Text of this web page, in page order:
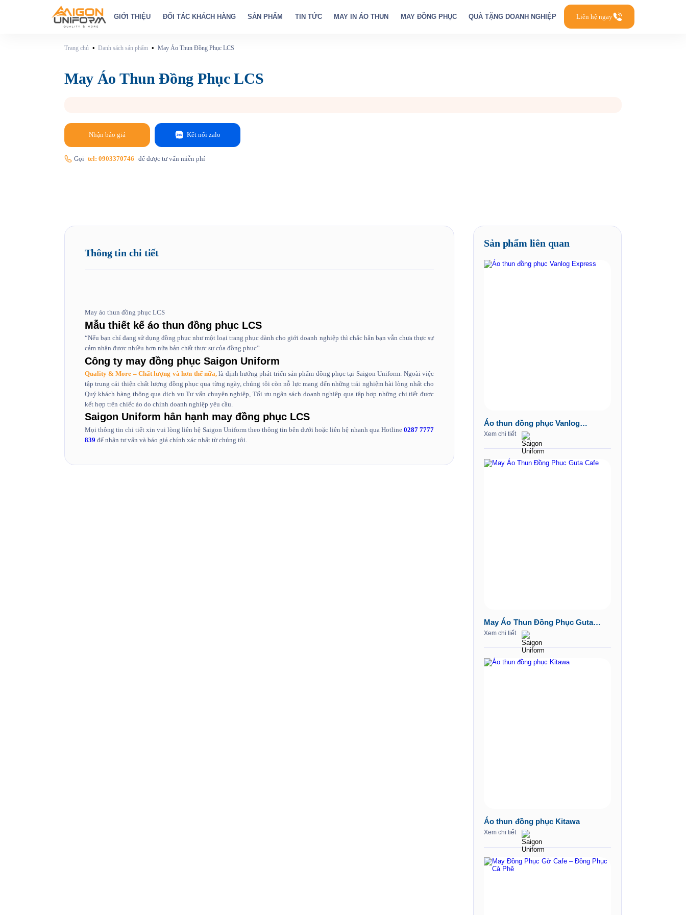
GIỚI THIỆU ĐỐI TÁC KHÁCH HÀNG SẢN PHẨM TIN TỨC MAY IN ÁO THUN MAY ĐỒNG PHỤC QUÀ TẶNG DOANH NGHIỆP Liên hệ ngay
Trang chủ • Danh sách sản phẩm • May Áo Thun Đồng Phục LCS
May Áo Thun Đồng Phục LCS
Nhận báo giá Kết nối zalo
Gọi tel: 0903370746 để được tư vấn miễn phí
Thông tin chi tiết
May áo thun đồng phục LCS
Mẫu thiết kế áo thun đồng phục LCS
“Nếu bạn chỉ đang sử dụng đồng phục như một loại trang phục dành cho giới doanh nghiệp thì chắc hẳn bạn vẫn chưa thực sự
cảm nhận được nhiều hơn nữa bản chất thực sự của đồng phục”
Công ty may đồng phục Saigon Uniform
Quality & More – Chất lượng và hơn thế nữa,là định hướng phát triển sản phẩm đồng phục tại Saigon Uniform. Ngoài việc
tập trung cải thiện chất lượng đồng phục qua từng ngày, chúng tôi còn nỗ lực mang đến những trải nghiệm hài lòng nhất cho
Quý khách hàng thông qua dịch vụ Tư vấn chuyên nghiệp, Tối ưu ngân sách doanh nghiệp qua tập hợp những chi tiết được
kết hợp trên chiếc áo do chính doanh nghiệp yêu cầu.
Saigon Uniform hân hạnh may đồng phục LCS
Mọi thông tin chi tiết xin vui lòng liên hệ Saigon Uniform theo thông tin bên dưới hoặc liên hệ nhanh qua Hotline 0287 7777
839 để nhận tư vấn và báo giá chính xác nhất từ chúng tôi.
Sản phẩm liên quan
Áo thun đồng phục Vanlog
Express
Xem chi tiết
May Áo Thun Đồng Phục Guta
Cafe
Xem chi tiết
Áo thun đồng phục Kitawa
Xem chi tiết